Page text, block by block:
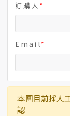
訂 購 人
E m a i l
本團目前採人
認